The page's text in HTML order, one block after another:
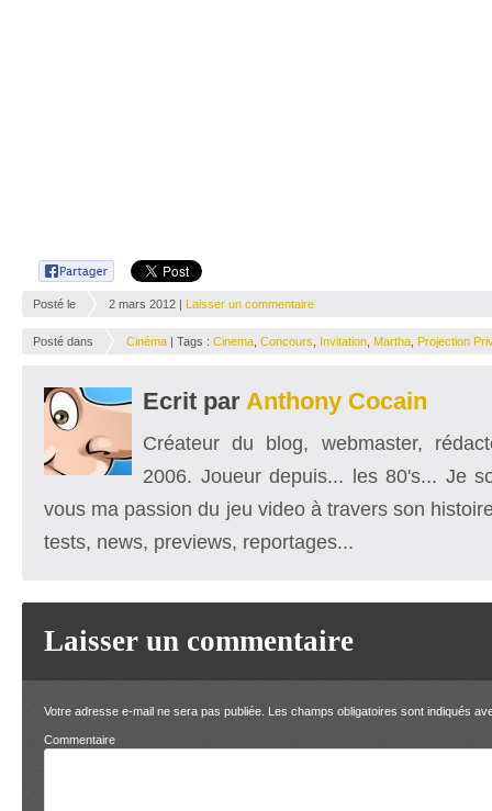
Posté le 2 mars 2012 | Laisser un commentaire
Posté dans Cinéma | Tags : Cinema Concours Invitation Martha Projection
Ecrit par Anthony Cocain
Créateur du blog, webmaster,
2006. Joueur depuis... les 80's... Je
vous ma passion du jeu video à travers son
tests, news, previews, reportages...
Laisser un commentaire
Votre adresse e-mail ne sera pas publiée. Les champs obligatoires sont indiqués